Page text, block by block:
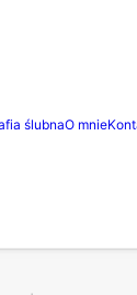
ślubnaO mnie